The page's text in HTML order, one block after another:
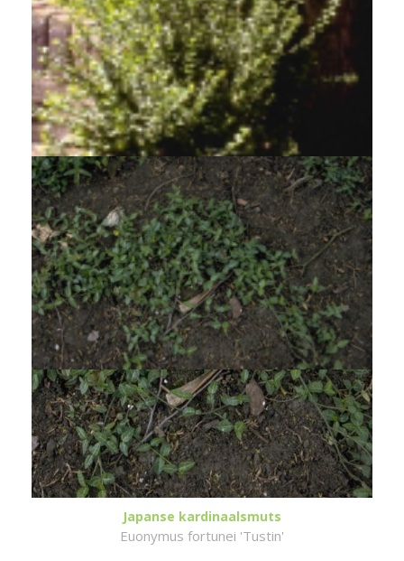
Japanse kardinaalsmuts
Euonymus fortunei 'Minimus'
Japanse kardinaalsmuts
Euonymus fortunei 'Tustin'